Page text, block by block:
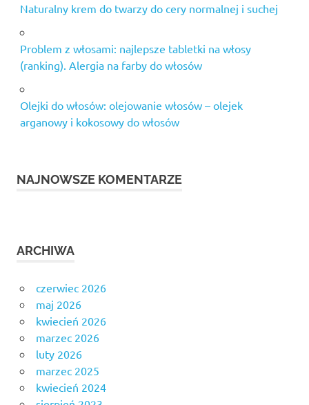
Naturalny krem do twarzy do cery normalnej i suchej
Problem z włosami: najlepsze tabletki na włosy
(ranking). Alergia na farby do włosów
Olejki do włosów: olejowanie włosów – olejek
arganowy i kokosowy do włosów
NAJNOWSZE KOMENTARZE
ARCHIWA
czerwiec 2026
maj 2026
kwiecień 2026
marzec 2026
luty 2026
marzec 2025
kwiecień 2024